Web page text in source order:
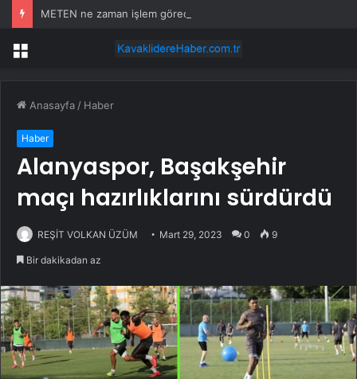
Menü
Anasayfa / Haber
Haber
Alanyaspor, Başakşehir
maçı hazırlıklarını sürdürdü
REŞİT VOLKAN ÜZÜM Mart 29, 2023 0 9
Bir dakikadan az